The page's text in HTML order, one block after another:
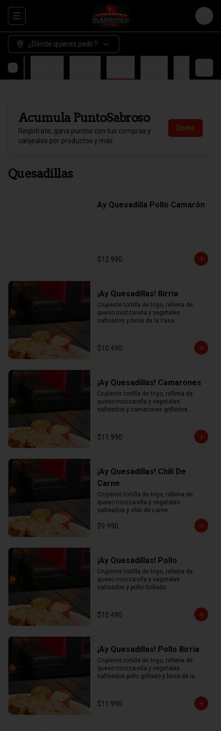
Abrir menu de navegación Login
¿Dónde quieres pedir?
Acumula PuntoSabroso
Regístrate, gana puntos con tus compras y
canjealos por productos y más
Únete
Quesadillas
Ay Quesadilla Pollo Camarón
$12.990
¡Ay Quesadillas! Birria
Crujiente tortilla de trigo, rellena de
queso mozzarella y vegetales
salteados y birria de la casa.
$10.490
¡Ay Quesadillas! Camarones
Crujiente tortilla de trigo, rellena de
queso mozzarella y vegetales
salteados y camarones grillados.
$11.990
¡Ay Quesadillas! Chili De
Carne
Crujiente tortilla de trigo, rellena de
queso mozzarella y vegetales
salteados y chili de carne.
$9.990
¡Ay Quesadillas! Pollo
Crujiente tortilla de trigo, rellena de
queso mozzarella y vegetales
salteados y pollo Grillado.
$10.490
¡Ay Quesadillas! Pollo Birria
Crujiente tortilla de trigo, rellena de
queso mozzarella y vegetales
salteados pollo grillado y birria de la
$11.990